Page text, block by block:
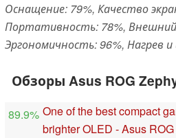
Оснащение: 79%, Качество
Портативность: 78%, Внешний
Эргономичность: 96%, Нагрев
Обзоры Asus ROG
89.9% One of the best compact
brighter OLED - Asus